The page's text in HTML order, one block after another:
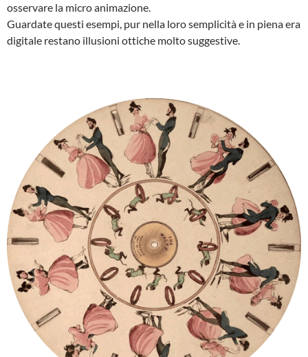
osservare la micro animazione.
Guardate questi esempi, pur nella loro semplicità e in piena era
digitale restano illusioni ottiche molto suggestive.